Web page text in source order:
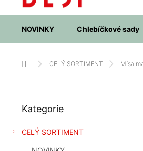
NOVINKY Chlebíčkové sady
Domů CELÝ SORTIMENT Mísa
s
r
kategorie
Kategorie
CELÝ SORTIMENT